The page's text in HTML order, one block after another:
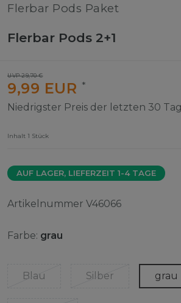
Flerbar Pods Paket
Flerbar Pods 2+1
UVP 29,70 €
9,99 EUR *
Niedrigster Preis der letzten 30
Inhalt 1 Stück
AUF LAGER, LIEFERZEIT 1-4 TAGE
Artikelnummer V46066
Farbe: grau
Blau Silber grau